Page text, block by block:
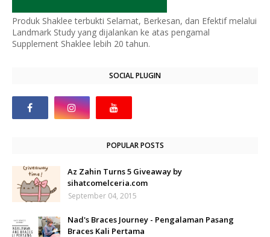
Produk Shaklee terbukti Selamat, Berkesan, dan Efektif melalui
Landmark Study yang dijalankan ke atas pengamal
Supplement Shaklee lebih 20 tahun.
SOCIAL PLUGIN
POPULAR POSTS
Az Zahin Turns 5 Giveaway by
sihatcomelceria.com
September 04, 2015
Nad's Braces Journey - Pengalaman Pasang
Braces Kali Pertama